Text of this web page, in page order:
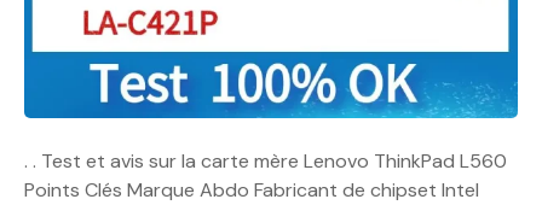
. . Test et avis sur la carte mère Lenovo ThinkPad L560
Points Clés Marque Abdo Fabricant de chipset Intel